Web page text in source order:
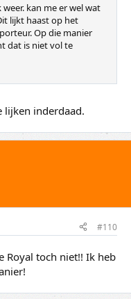
kan me er wel wat
lijkt haast op het
Op die manier
dat is niet vol te
lijken inderdaad.
#110
Royal toch niet!! Ik heb